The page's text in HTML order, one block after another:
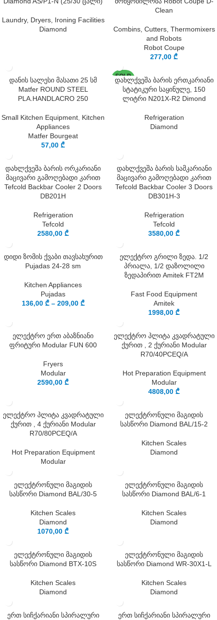
Laundry, Dryers, Ironing Facilities
Diamond
Clean
Combins, Cutters, Thermomixers
and Robots
Robot Coupe
277,00 ₾
დანის სალესი მასათი 25 სმ
Matfer ROUND STEEL
PLA.HANDLACRO 250
Small Kitchen Equipment Kitchen
Appliances
Matfer Bourgeat
57,00 ₾
SOLD
OUT
დახლქვეშა ბარის ერთკარიანი
სტატიკური საყინულე, 150
ლიტრი N201X-R2 Dimond
Refrigeration
Diamond
დახლქვეშა ბარის ორკარიანი
მაცივარი გამოღებადი კარით
Tefcold Backbar Cooler 2 Doors
DB201H
Refrigeration
Tefcold
2580,00 ₾
დახლქვეშა ბარის სამკარიანი
მაცივარი გამოღებადი კარით
Tefcold Backbar Cooler 3 Doors
DB301H-3
Refrigeration
Tefcold
3580,00 ₾
დიდი ზომის ქვაბი თავსახურით
Pujadas 24-28 sm
Kitchen Appliances
Pujadas
136,00 ₾ – 209,00 ₾
ელექტრო გრილი ზედა. 1/2
პრიალა, 1/2 დაზოლილი
ზედაპირით Amitek FT2M
Fast Food Equipment
Amitek
1998,00 ₾
ელექტრო ერთ აბაზნიანი
ფრიტური Modular FUN 600
Fryers
Modular
2590,00 ₾
ელექტრო პლიტა კვადრატული
ქურით , 2 ქურიანი Modular
R70/40PCEQ/A
Hot Preparation Equipment
Modular
4808,00 ₾
ელექტრო პლიტა კვადრატული
ქურით , 4 ქურიანი Modular
R70/80PCEQ/A
Hot Preparation Equipment
Modular
ელექტრონული მაგიდის
სასწორი Diamond BAL/15-2
Kitchen Scales
Diamond
ელექტრონული მაგიდის
სასწორი Diamond BAL/30-5
Kitchen Scales
Diamond
1070,00 ₾
ელექტრონული მაგიდის
სასწორი Diamond BAL/6-1
Kitchen Scales
Diamond
ელექტრონული მაგიდის
სასწორი Diamond BTX-10S
Kitchen Scales
Diamond
ელექტრონული მაგიდის
სასწორი Diamond WR-30X1-L
Kitchen Scales
Diamond
ერთ სიჩქარიანი სპირალური
ერთ სიჩქარიანი სპირალური